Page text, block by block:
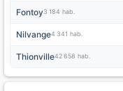
Fontoy3 184 hab.
Nilvange4 341 hab.
Thionville42 658 hab.